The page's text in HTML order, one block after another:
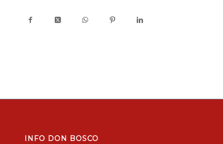
INFO DON BOSCO